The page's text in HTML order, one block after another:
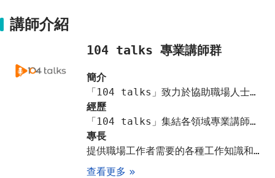
講師介紹
104 talks 專業講師群
簡介
「104 talks」致力於協助職場人士的知識學習與能力提升。為每位忙碌的職場人士，創立一個能夠高效學習的節目平台，每月固定1.5h的時間，啟發學員對自身能力的缺口做深度的學習
經歷
「104 talks」集結各領域專業講師的知識與分享，為職場人士帶來啟發和新視角、「104 talks」全面地推動企業及個人對在職進修的重視，創造知識的善循環、「104 talks」創下直播在線近千人一同線上學習
專長
提供職場工作者需要的各種工作知識和技能，結合各專業講師的實戰經驗與人生歷練，深入淺出的提升學員們的競爭力
查看更多